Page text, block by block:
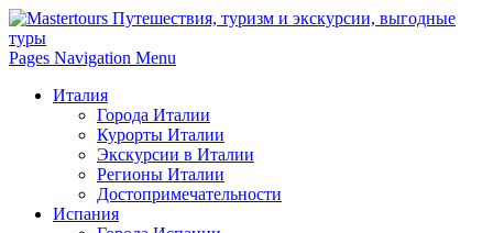
Pages Navigation Menu
Италия
Города Италии
Курорты Италии
Экскурсии в Италии
Регионы Италии
Достопримечательности
Испания